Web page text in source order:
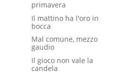
primavera
Il mattino ha l'oro in
bocca
Mal comune, mezzo
gaudio
Il gioco non vale la
candela